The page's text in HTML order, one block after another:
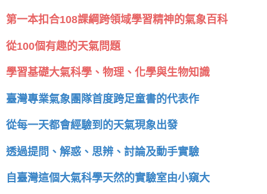
第一本扣合108課綱跨領域學習精神的氣象百科
從100個有趣的天氣問題
學習基礎大氣科學、物理、化學與生物知識
臺灣專業氣象團隊首度跨足童書的代表作
從每一天都會經驗到的天氣現象出發
透過提問、解惑、思辨、討論及動手實驗
自臺灣這個大氣科學天然的實驗室由小窺大